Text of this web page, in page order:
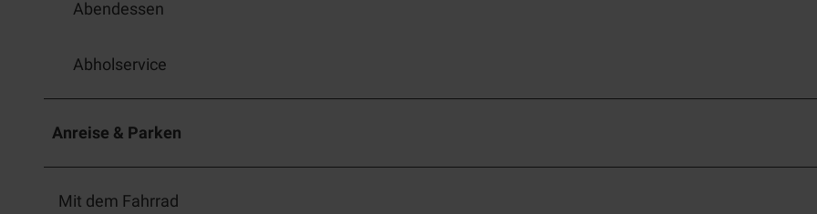
Abendessen
Abholservice
Anreise & Parken
Mit dem Fahrrad